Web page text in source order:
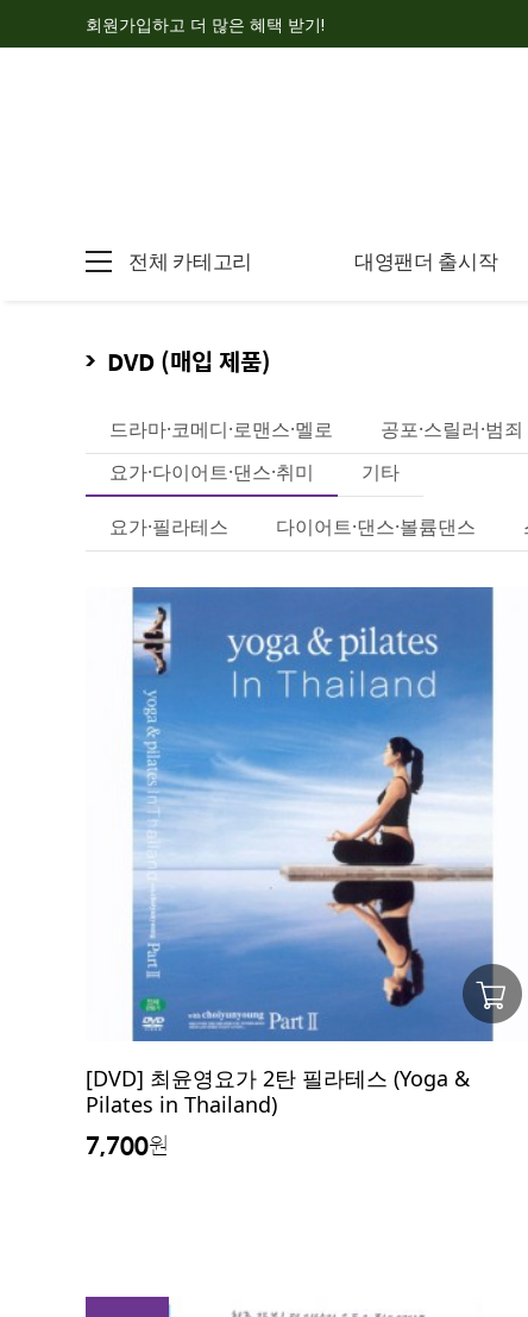
회원가입하고 더 많은 혜택 받기!
전체 카테고리 대영팬더 출시작
DVD (매입 제품)
드라마·코메디·로맨스·멜로 공포·스릴러·범죄
요가·다이어트·댄스·취미
기타
요가·필라테스 다이어트·댄스·볼륨댄스
[DVD] 최윤영요가 2탄 필라테스 (Yoga &
Pilates in Thailand)
7,700원